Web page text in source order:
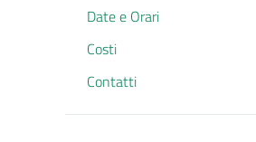
Date e Orari
Costi
Contatti